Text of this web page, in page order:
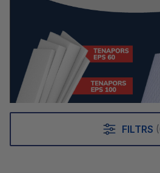
FILTRS